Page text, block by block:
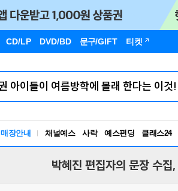
CD/LP DVD/BD 문구/GIFT 티켓
매장안내 채널예스 사락 예스펀딩 클래스24
박혜진 편집자의 문장 수집,